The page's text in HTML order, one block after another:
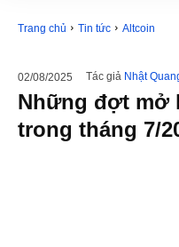
Trang chủ Tin tức Altcoin
02/08/2025 Tác giả Nhật
Những đợt mở
trong tháng 7/